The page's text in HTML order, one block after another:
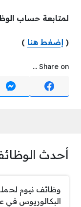
لمتابعة حساب
( إضغط هنا )
Share on ...
أحدث
وظائف نيوم
البكالوريوس في